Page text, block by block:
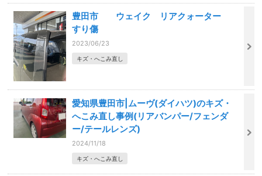
豊田市 ウェイク リアクォーター
すり傷
2023/06/23
キズ・へこみ直し
愛知県豊田市|ムーヴ(ダイハツ)のキズ・
へこみ直し事例(リアバンパー/フェンダ
ー/テールレンズ)
2024/11/18
キズ・へこみ直し